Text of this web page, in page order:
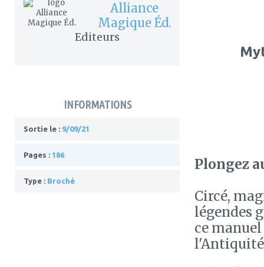
Alliance
Magique Éd.
Editeurs
INFORMATIONS
Sortie le : 9/09/21
Pages : 186
Type : Broché
Plongez
Circé,
légendes
ce